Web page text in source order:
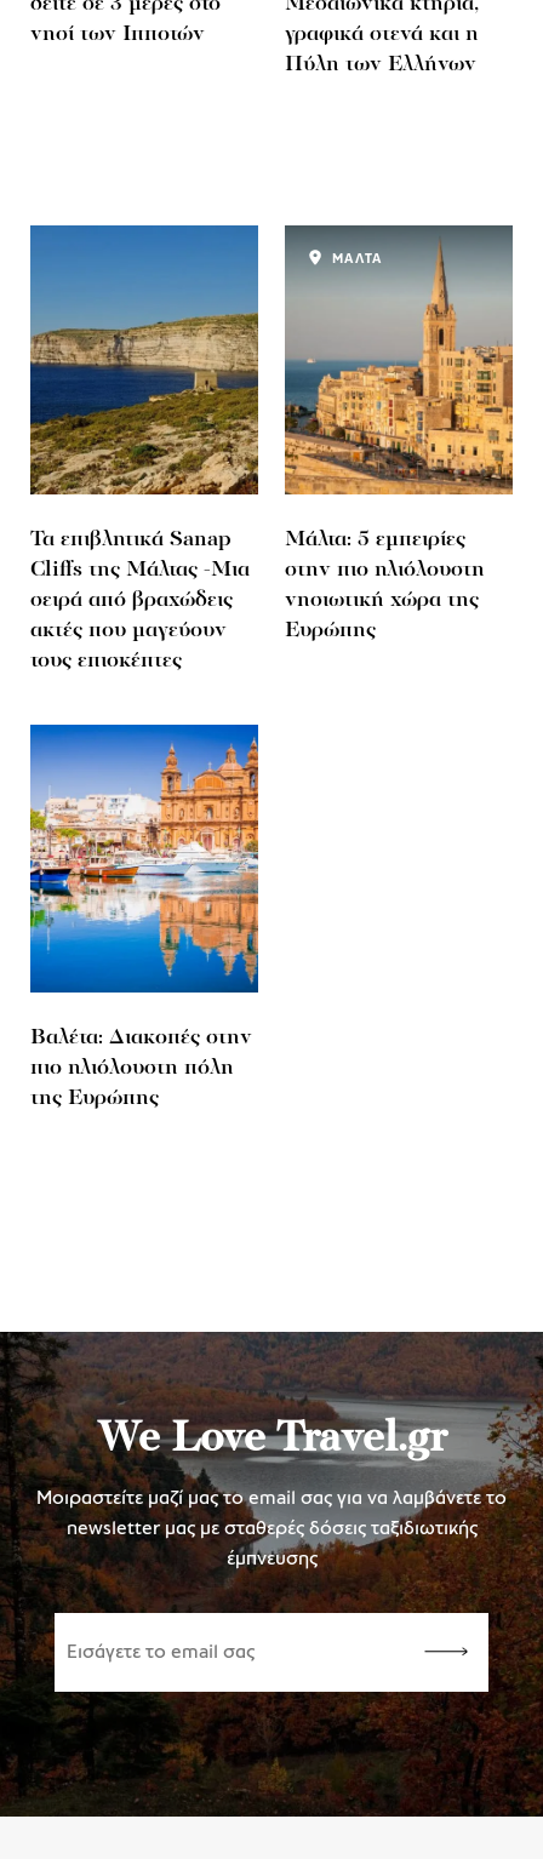
δείτε σε 3 μέρες στο
νησί των Ιπποτών
Μεσαιωνικά κτήρια,
γραφικά στενά και η
Πύλη των Ελλήνων
Τα επιβλητικά Sanap
Cliffs της Μάλτας -Mια
σειρά από βραχώδεις
ακτές που μαγεύουν
τους επισκέπτες
Μάλτα: 5 εμπειρίες
στην πιο ηλιόλουστη
νησιωτική χώρα της
Ευρώπης
ΜΑΛΤΑ
Βαλέτα: Διακοπές στην
πιο ηλιόλουστη πόλη
της Ευρώπης
We Love Travel.gr
Μοιραστείτε μαζί μας το email σας για να λαμβάνετε το
newsletter μας με σταθερές δόσεις ταξιδιωτικής
έμπνευσης